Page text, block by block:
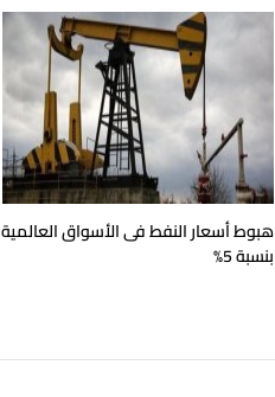
هبوط أسعار النفط فى الأسواق العالمية
بنسبة 5%